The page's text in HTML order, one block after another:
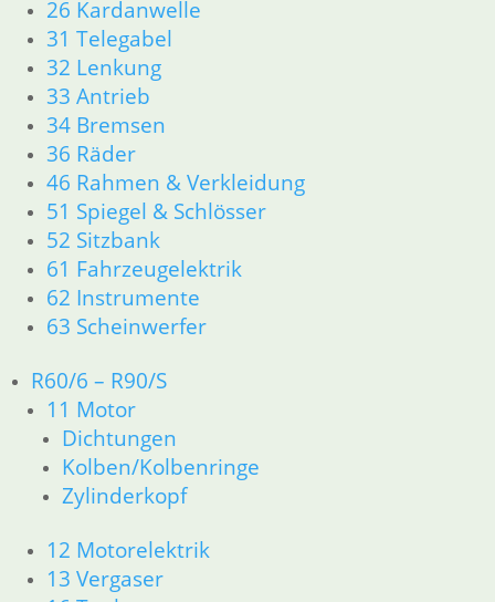
26 Kardanwelle
31 Telegabel
32 Lenkung
33 Antrieb
34 Bremsen
36 Räder
46 Rahmen & Verkleidung
51 Spiegel & Schlösser
52 Sitzbank
61 Fahrzeugelektrik
62 Instrumente
63 Scheinwerfer
R60/6 – R90/S
11 Motor
Dichtungen
Kolben/Kolbenringe
Zylinderkopf
12 Motorelektrik
13 Vergaser
32 Lenkung
33 Antrieb
34 Bremsen
36 Räder
46 Rahmen & Verkleidung
51 Spiegel & Schlösser
61 Fahrzeugelektrik
62 Instrumente
63 Scheinwerfer
R50/5 – R75/5
11 Motor
Dichtungen
Kolben/Kolbenringe
12 Motorelektrik
13 Vergaser
16 Tank
18 Auspuff
21 Kupplung
23 Getriebe
26 Kardanwelle
31 Telegabel
32 Lenkung